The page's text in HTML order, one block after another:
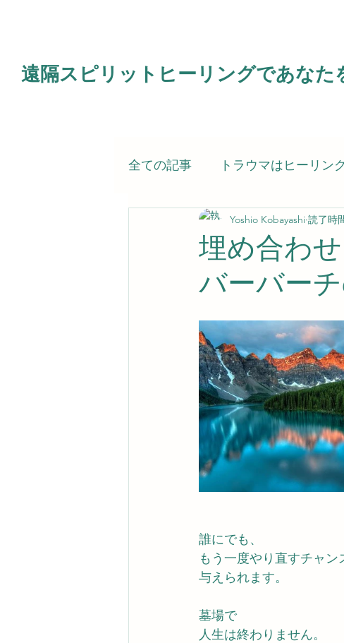
遠隔スピリットヒーリングであなた
全ての記事 トラウマはヒーリン
電子書籍 霊的治療（スピリ
スピリットヒーラー（私）の思
事務局のコバチャン本舗です
埋め合わ
バーバー
Yoshio Kobayashi 読了時
誰にでも、
もう一度やり直すチャン
与えられます。
墓場で
人生は終わりません。